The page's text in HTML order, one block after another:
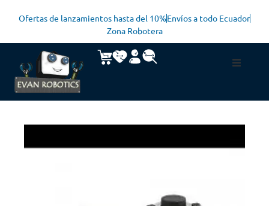
Ofertas de lanzamientos hasta del 10%Envíos a todo Ecuador
Zona Robotera